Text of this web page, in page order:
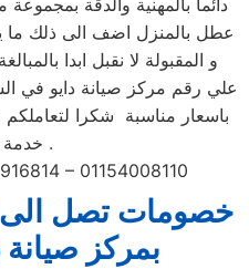
دائما بالمهنية والدقة
عطل بالمنزل اضف الى ذلك ما
و المقبولة لا نقبل ابدا
علي رقم مركز صيانة دايو في
باسعار مناسبة شكرا
خدمة العملاء .
– 01154008110
بمركز صيانة